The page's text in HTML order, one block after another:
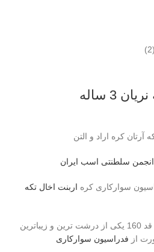
3 ساله
کره اراد و التن
انجمن سلطنتی اسب ایران
سوارکاری کره اربنت اخال تکه
این کره نریان در سن 3 سالگی با قد 160 یکی از درشت ترین و زیباترین
از فدراسیون سوارکاری